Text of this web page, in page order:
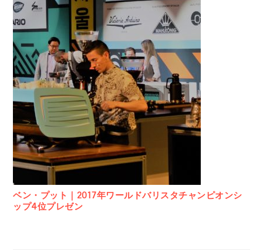
ベン・プット｜2017年ワールドバリスタチャンピオンシ
ップ4位プレゼン